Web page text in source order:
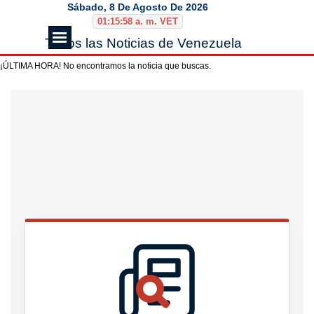
Vaya al ContenidoSábado, 8 De Agosto De 2026
01:15:58 a. m. VET
Todos las Noticias de Venezuela
Saltar menú
¡ÚLTIMA HORA! No encontramos la noticia que buscas.